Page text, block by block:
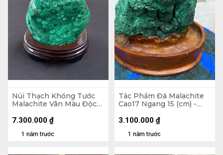
Núi Thạch Khổng Tước
Malachite Vân Màu Độc
18x14,5x7cm. Lên Đế
1 năm trước
7.300.000 ₫
Tác Phẩm Đá Malachite
Cao17 Ngang 15 (cm) -
1 năm trước
3.100.000 ₫